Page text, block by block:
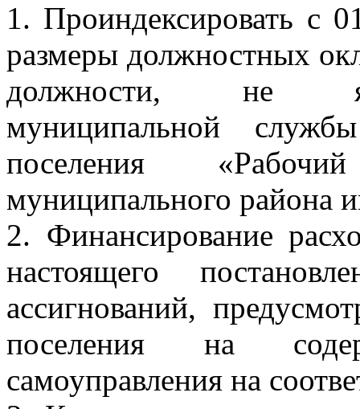
1. Проиндексировать с
размеры должностных
должности, не
муниципальной
поселения
муниципального района
2. Финансирование
настоящего
ассигнований,
поселения на
самоуправления на